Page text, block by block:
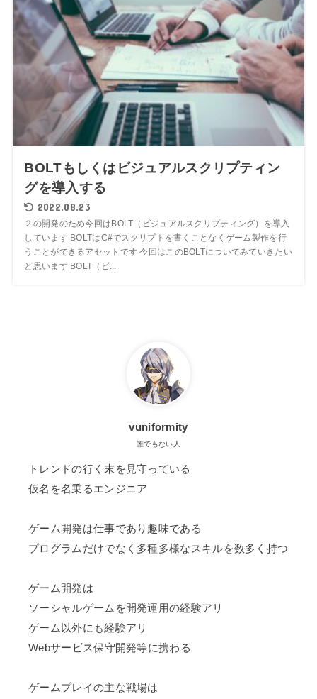
BOLTもしくはビジュアルスクリプティン
グを導入する
2022.08.23
２の開発のため今回はBOLT（ビジュアルスクリプティング）を導入
しています BOLTはC#でスクリプトを書くことなくゲーム製作を行
うことができるアセットです 今回はこのBOLTについてみていきたい
と思います BOLT（ビ...
vuniformity
誰でもない人
トレンドの行く末を見守っている
仮名を名乗るエンジニア
ゲーム開発は仕事であり趣味である
プログラムだけでなく多種多様なスキルを数多く持つ
ゲーム開発は
ソーシャルゲームを開発運用の経験アリ
ゲーム以外にも経験アリ
Webサービス保守開発等に携わる
ゲームプレイの主な戦場は